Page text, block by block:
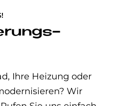
Ihre Heizung oder
Wir